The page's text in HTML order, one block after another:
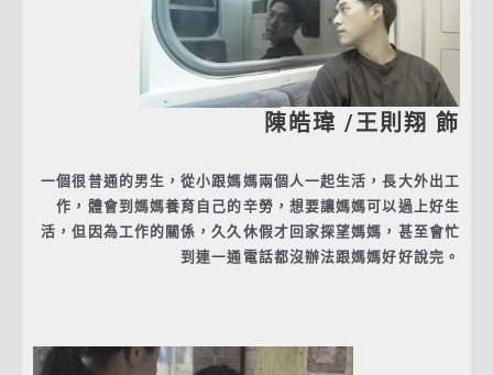
陳皓瑋 /王則翔 飾
一個很普通的男生，從小跟媽媽兩個人一起生活，長大外出工
作，體會到媽媽養育自己的辛勞，想要讓媽媽可以過上好生
活，但因為工作的關係，久久休假才回家探望媽媽，甚至會忙
到連一通電話都沒辦法跟媽媽好好說完。